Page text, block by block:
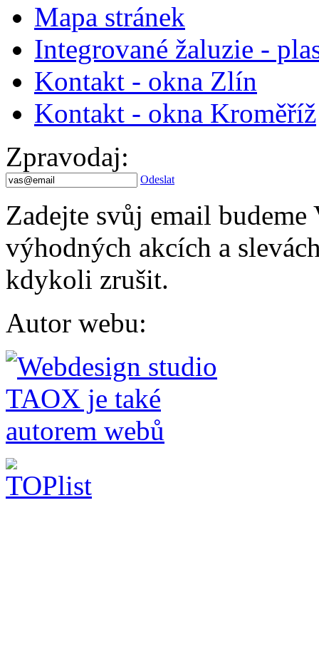
Mapa stránek
Integrované žaluzie -
Kontakt - okna Zlín
Kontakt - okna Kroměříž
Zpravodaj:
Odeslat
Zadejte svůj email
výhodných akcích a
kdykoli zrušit.
Autor webu: